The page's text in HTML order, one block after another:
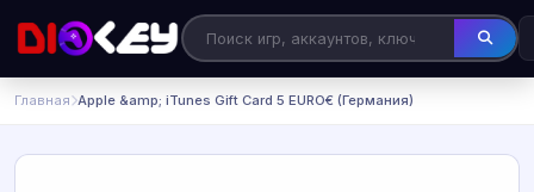
Главная Apple &amp; iTunes Gift Card 5 EURO€ (Германия)